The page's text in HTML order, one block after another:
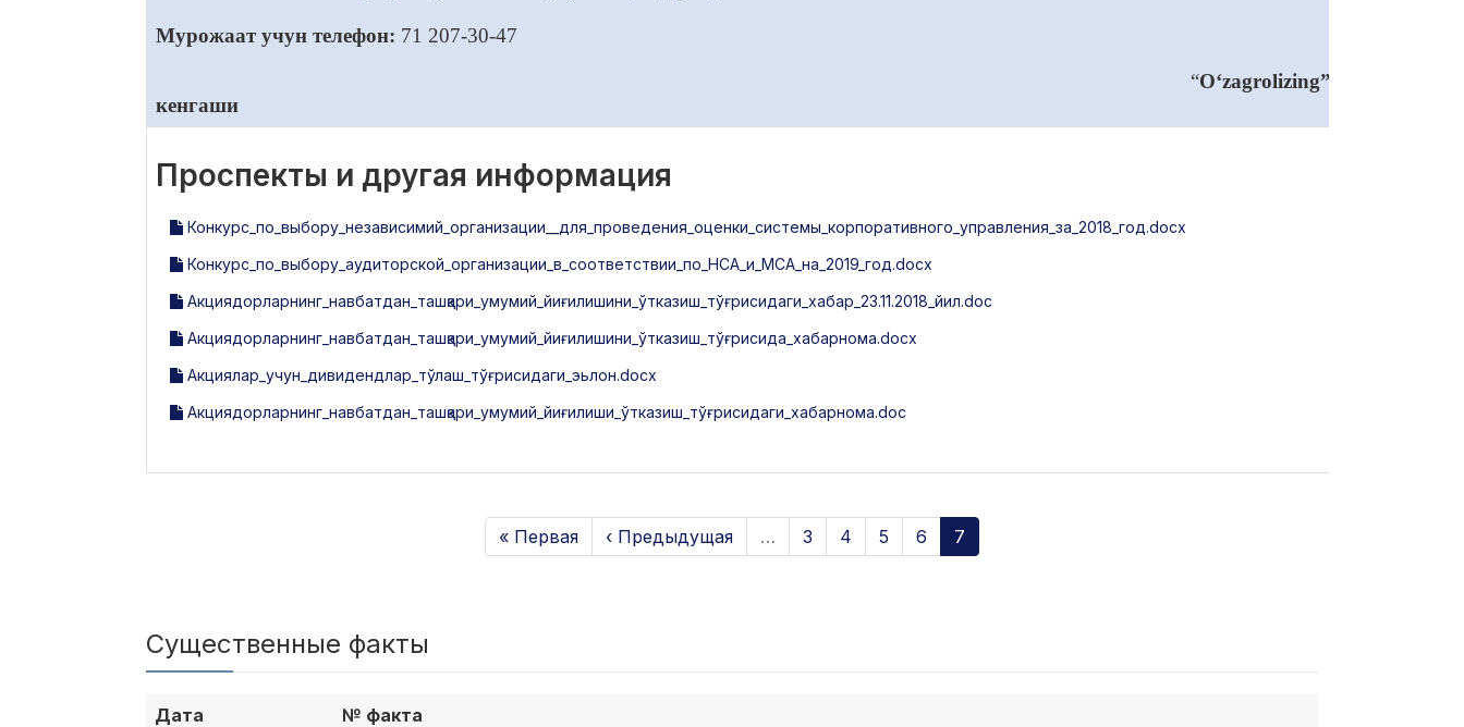
Мурожаат учун телефон: 71 207-30-47
“O‘zagrolizing” AJ Кузатув
кенгаши
Проспекты и другая информация
Конкурс_по_выбору_независимий_организации__для_проведения_оценки_системы_корпоративного_управления_за_2018_год.docx
Конкурс_по_выбору_аудиторской_организации_в_соответствии_по_НСА_и_МСА_на_2019_год.docx
Акциядорларнинг_навбатдан_ташқари_умумий_йиғилишини_ўтказиш_тўғрисидаги_хабар_23.11.2018_йил.doc
Акциядорларнинг_навбатдан_ташқари_умумий_йиғилишини_ўтказиш_тўғрисида_хабарнома.docx
Акциялар_учун_дивидендлар_тўлаш_тўғрисидаги_эьлон.docx
Акциядорларнинг_навбатдан_ташқари_умумий_йиғилиши_ўтказиш_тўғрисидаги_хабарнома.doc
« Первая ‹ Предыдущая … 3 4 5 6 7
Существенные факты
Дата № факта